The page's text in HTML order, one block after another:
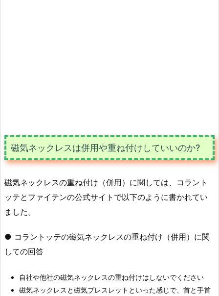
磁気ネックレスは併用や重ね付けしていいのか?
磁気ネックレスの重ね付け（併用）に関しては、コラント
ッテとファイテンの公式サイトで以下のように書かれてい
ました。
● コラントッテの磁気ネックレスの重ね付け（併用）に関
しての回答
自社や他社の磁気ネックレスの重ね付けはしないでください
磁気ネックレスと磁気ブレスレットといった感じで、首と手首